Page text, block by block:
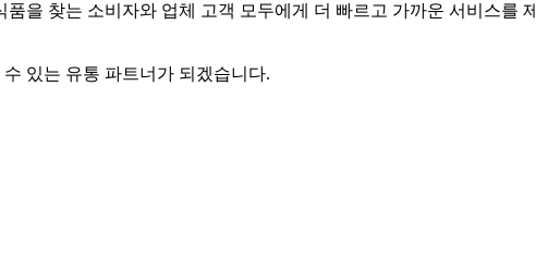
을 찾는 소비자와 업체 고객 모두에게 더 빠르고 가까운 서비스를
있는 유통 파트너가 되겠습니다.